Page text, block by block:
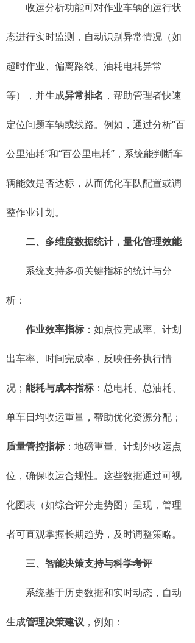
收运分析功能可对作业车辆的运行状
态进行实时监测，自动识别异常情况（如
超时作业、偏离路线、油耗电耗异常
等），并生成异常排名 ，帮助管理者快速
定位问题车辆或线路。例如，通过分析“百
公里油耗”和“百公里电耗”，系统能判断车
辆能效是否达标，从而优化车队配置或调
整作业计划。
二、多维度数据统计，量化管理效能
系统支持多项关键指标的统计与分
析：
作业效率指标 ：如点位完成率、计划
出车率、时间完成率，反映任务执行情
况； 能耗与成本指标 ：总电耗、总油耗、
单车日均收运重量，帮助优化资源分配；
质量管控指标 ：地磅重量、计划外收运点
位，确保收运合规性。这些数据通过可视
化图表（如综合评分走势图）呈现，管理
者可直观掌握长期趋势，及时调整策略。
三、智能决策支持与科学考评
系统基于历史数据和实时动态，自动
生成管理决策建议 ，例如：